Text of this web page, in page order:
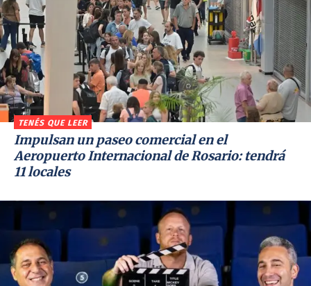
TENÉS QUE LEER
Impulsan un paseo comercial en el
Aeropuerto Internacional de Rosario: tendrá
11 locales